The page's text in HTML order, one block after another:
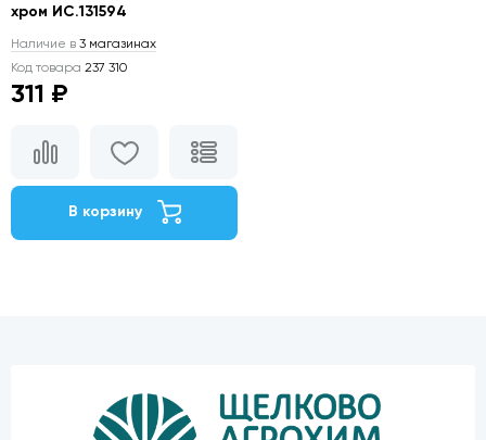
хром ИС.131594
Наличие в 3 магазинах
Код товара 237 310
311 ₽
В корзину